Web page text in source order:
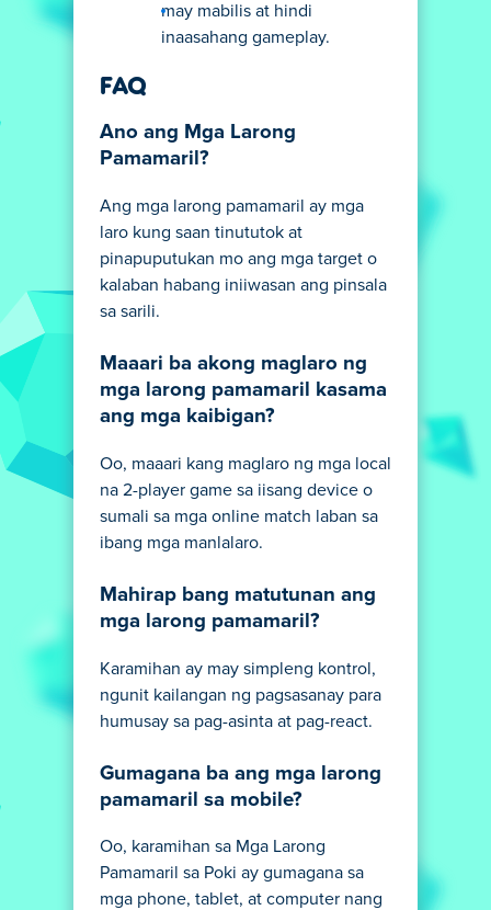
may mabilis at hindi
inaasahang gameplay.
FAQ
Ano ang Mga Larong
Pamamaril?
Ang mga larong pamamaril ay mga
laro kung saan tinututok at
pinapuputukan mo ang mga target o
kalaban habang iniiwasan ang pinsala
sa sarili.
Maaari ba akong maglaro ng
mga larong pamamaril kasama
ang mga kaibigan?
Oo, maaari kang maglaro ng mga local
na 2-player game sa iisang device o
sumali sa mga online match laban sa
ibang mga manlalaro.
Mahirap bang matutunan ang
mga larong pamamaril?
Karamihan ay may simpleng kontrol,
ngunit kailangan ng pagsasanay para
humusay sa pag-asinta at pag-react.
Gumagana ba ang mga larong
pamamaril sa mobile?
Oo, karamihan sa Mga Larong
Pamamaril sa Poki ay gumagana sa
mga phone, tablet, at computer nang